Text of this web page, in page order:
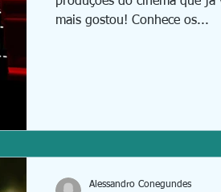
mais gostou! Conhece os...
Alessandro Conegundes